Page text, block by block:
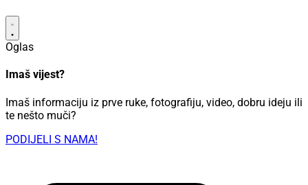
Oglas
Imaš vijest?
Imaš informaciju iz prve ruke, fotografiju, video, dobru ideju ili
te nešto muči?
PODIJELI S NAMA!